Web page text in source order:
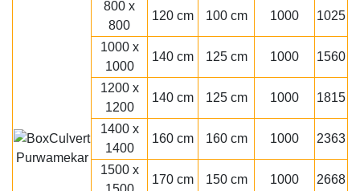
800 x
800
120 cm 100 cm 1000 1025
1000 x
1000
140 cm 125 cm 1000 1560
1200 x
1200
140 cm 125 cm 1000 1815
1400 x
1400
160 cm 160 cm 1000 2363
1500 x
170 cm 150 cm 1000 2668